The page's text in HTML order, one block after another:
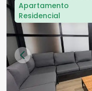
Apartamento
Residencial